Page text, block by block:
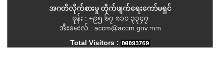
အဂတိလိုက်စားမှု တိုက်ဖျက်ရေးကော်မရှင်
ဖုန်း : +၉၅ ၆၇ ၈၁၀ ၃၃၄၇
အီးမေးလ် : accm@accm.gov.mm
Total Visitors :